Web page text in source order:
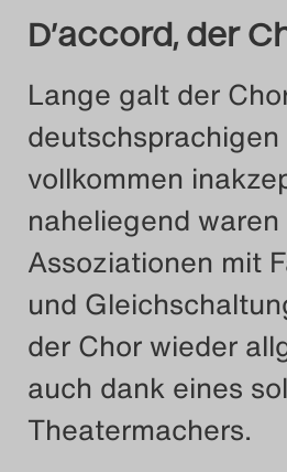
Das
Das
Das
2018
Das
Das
D’accord, der
Lange galt der
vollkommen
naheliegend waren
Assoziationen mit
und
der Chor wieder
auch dank eines
Theatermachers.